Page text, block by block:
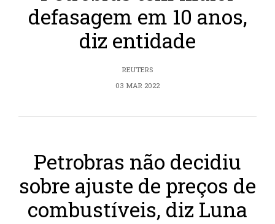
defasagem em 10 anos,
diz entidade
REUTERS
03 MAR 2022
Petrobras não decidiu
sobre ajuste de preços de
combustíveis, diz Luna